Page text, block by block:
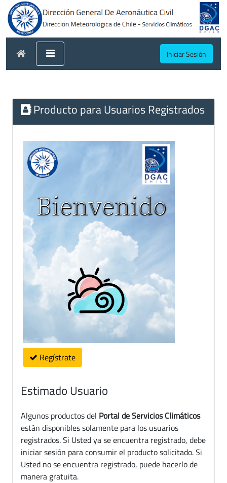
Iniciar Sesión
Producto para Usuarios Registrados
Regístrate
Estimado Usuario
Algunos productos del Portal de Servicios Climáticos
están disponibles solamente para los usuarios
registrados. Si Usted ya se encuentra registrado, debe
iniciar sesión para consumir el producto solicitado. Si
Usted no se encuentra registrado, puede hacerlo de
manera gratuita.